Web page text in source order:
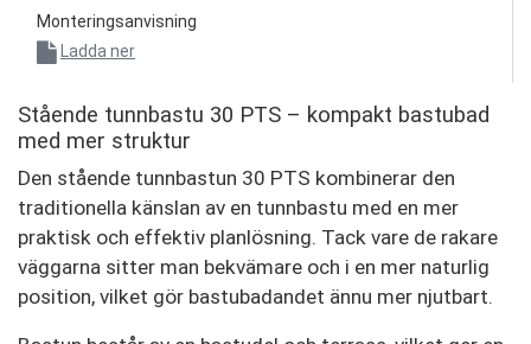
Monteringsanvisning
Ladda ner
Stående tunnbastu 30 PTS – kompakt bastubad
med mer struktur
Den stående tunnbastun 30 PTS kombinerar den
traditionella känslan av en tunnbastu med en mer
praktisk och effektiv planlösning. Tack vare de rakare
väggarna sitter man bekvämare och i en mer naturlig
position, vilket gör bastubadandet ännu mer njutbart.